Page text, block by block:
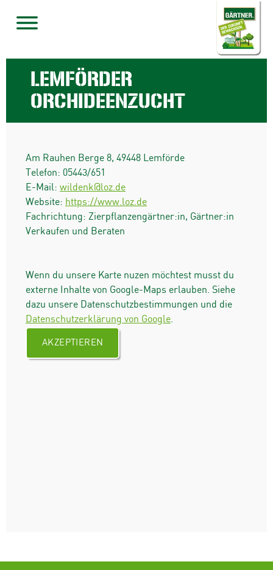
LEMFÖRDER
ORCHIDEENZUCHT
Am Rauhen Berge 8, 49448 Lemförde
Telefon: 05443/651
E-Mail: wildenk@loz.de
Website: https://www.loz.de
Fachrichtung: Zierpflanzengärtner:in, Gärtner:in
Verkaufen und Beraten
Wenn du unsere Karte nuzen möchtest musst du
externe Inhalte von Google-Maps erlauben. Siehe
dazu unsere Datenschutzbestimmungen und die
Datenschutzerklärung von Google.
AKZEPTIEREN